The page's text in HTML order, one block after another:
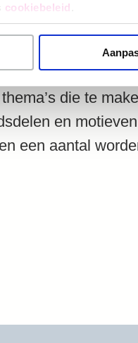
cookiebeleid
Expertise
toerisme. In vijf
zijn
die te
en
een aantal